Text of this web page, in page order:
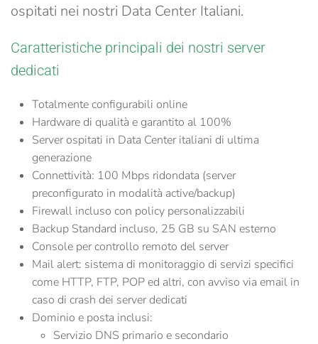
ospitati nei nostri Data Center Italiani.
Caratteristiche principali dei nostri server
dedicati
Totalmenteconfigurabili online
Hardware di qualità egarantito al 100%
Server ospitati in Data Center italiani di ultima
generazione
Connettività: 100 Mbps ridondata (server
preconfigurato in modalità active/backup)
Firewall incluso con policy personalizzabili
Backup Standard incluso, 25 GB su SAN esterno
Console percontrollo remoto del server
Mail alert: sistema di monitoraggio di servizi specifici
come HTTP, FTP, POP ed altri, con avviso via email in
caso di crash dei server dedicati
Dominio e posta inclusi:
Servizio DNS primario e secondario